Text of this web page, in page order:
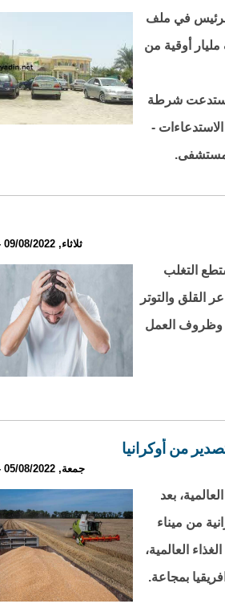
في ملف
أوقية من
استدعت شرطة
-
ثلاثاء, 09/08/2022 - 23:05
التغلب
القلق والتوتر
وظروف العمل
من أوكرانيا
جمعة, 05/08/2022 - 22:58
بعد
من ميناء
العالمية،
بمجاعة.